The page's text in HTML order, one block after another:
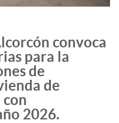
convoca
para la
de
de
con
2026.